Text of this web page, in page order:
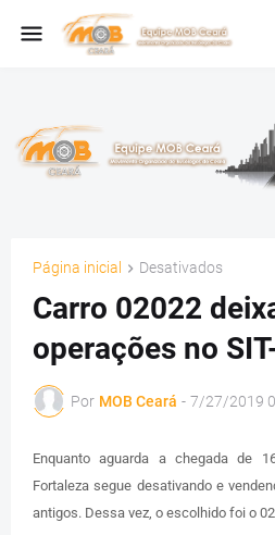
Página inicial Desativados
Carro 02022
operações no
Por MOB Ceará - 7/27/2019
Enquanto aguarda a chegada de
Fortaleza segue desativando e
antigos. Dessa vez, o escolhido foi o